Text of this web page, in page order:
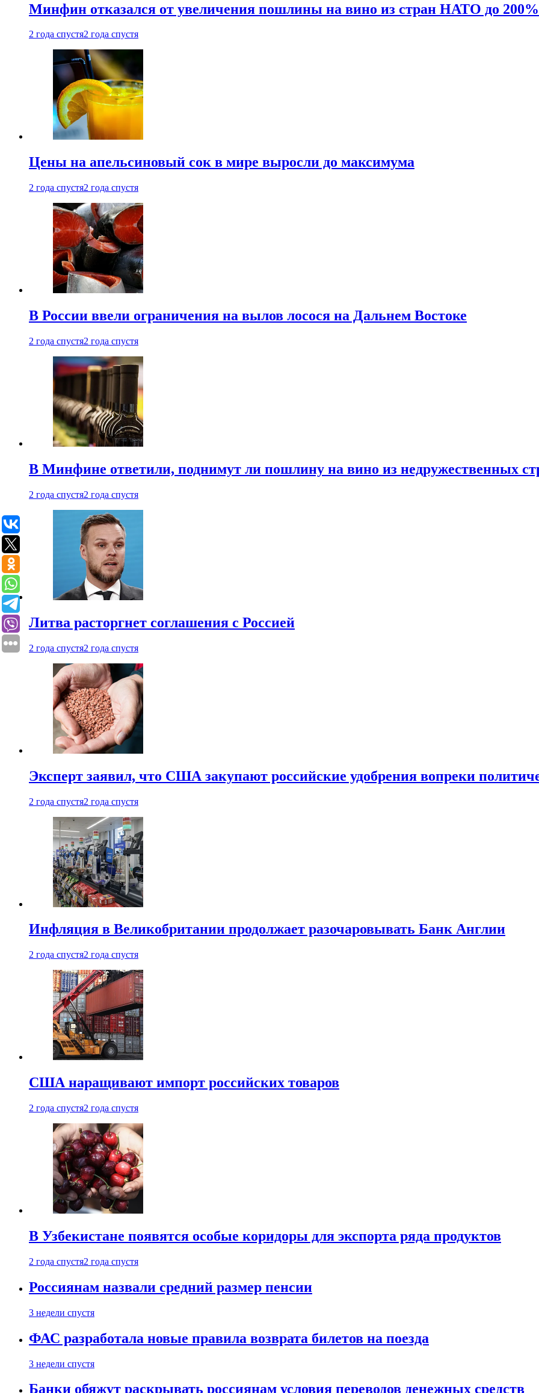
Минфин отказался от увеличения пошлины на вино из стран НАТО до 200%
2 года спустя2 года спустя
Цены на апельсиновый сок в мире выросли до максимума
2 года спустя2 года спустя
В России ввели ограничения на вылов лосося на Дальнем Востоке
2 года спустя2 года спустя
В Минфине ответили, поднимут ли пошлину на вино из недружественных
2 года спустя2 года спустя
Литва расторгнет соглашения с Россией
2 года спустя2 года спустя
Эксперт заявил, что США закупают российские удобрения вопреки
2 года спустя2 года спустя
Инфляция в Великобритании продолжает разочаровывать Банк Англии
2 года спустя2 года спустя
США наращивают импорт российских товаров
2 года спустя2 года спустя
В Узбекистане появятся особые коридоры для экспорта ряда продуктов
2 года спустя2 года спустя
Россиянам назвали средний размер пенсии
3 недели спустя
ФАС разработала новые правила возврата билетов на поезда
3 недели спустя
Банки обяжут раскрывать россиянам условия переводов денежных средств